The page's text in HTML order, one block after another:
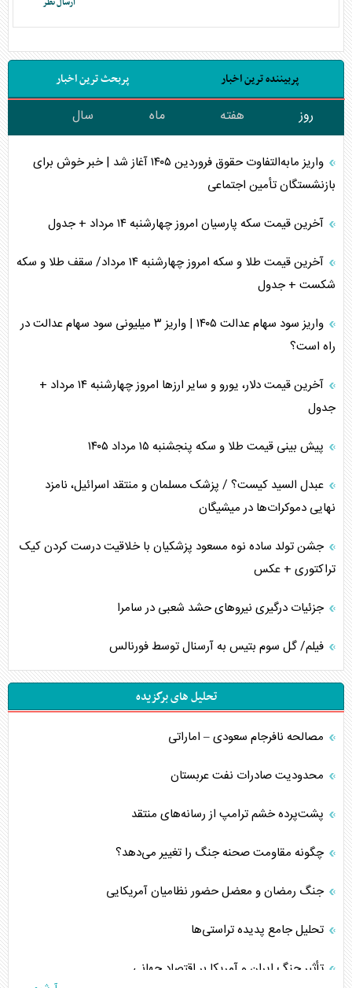
پربیننده ترین اخبار پربحث ترین اخبار
روز هفته ماه سال
واریز مابه‌التفاوت حقوق فروردین ۱۴۰۵ آغاز شد | خبر خوش برای
بازنشستگان تأمین اجتماعی
آخرین قیمت سکه پارسیان امروز چهارشنبه ۱۴ مرداد + جدول
آخرین قیمت طلا و سکه امروز چهارشنبه ۱۴ مرداد/ سقف طلا و سکه
شکست + جدول
واریز سود سهام عدالت ۱۴۰۵ | واریز ۳ میلیونی سود سهام عدالت در
راه است؟
آخرین قیمت دلار، یورو و سایر ارز‌ها امروز چهارشنبه ۱۴ مرداد +
جدول
پیش بینی قیمت طلا و سکه پنجشنبه ۱۵ مرداد ۱۴۰۵
عبدل السید کیست؟ / پزشک مسلمان و منتقد اسرائیل، نامزد
نهایی دموکرات‌ها در میشیگان
جشن تولد ساده نوه مسعود پزشکیان با خلاقیت درست کردن کیک
تراکتوری + عکس
جزئیات درگیری نیرو‌های حشد شعبی در سامرا
فیلم/ گل سوم بتیس به آرسنال توسط فورنالس
تحلیل های برگزیده
مصالحه نافرجام سعودی – اماراتی
محدودیت صادرات نفت عربستان
پشت‌پرده خشم ترامپ از رسانه‌های منتقد
چگونه مقاومت صحنه جنگ را تغییر می‌دهد؟
جنگ رمضان و معضل حضور نظامیان آمریکایی
تحلیل جامع پدیده تراستی‌ها
تأثیر جنگ ایران و آمریکا بر اقتصاد جهانی